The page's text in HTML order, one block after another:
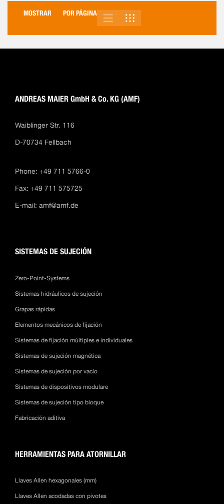
MOSTRAR POR PÁGINA
VER
COMO
LISTA
ANDREAS MAIER GmbH & Co. KG (AMF)
Waiblinger Str. 116
D-70734 Fellbach
Phone: +49 711 5766-0
Fax: +49 711 575725
E-mail: amf@amf.de
SISTEMAS DE SUJECIÓN
Zero-Point-Systems
Sistemas hidráulicos de sujeción
Grapas rápidas
Elementos mecánicos de fijación
Sistemas de fijación múltiples e individuales
Sistemas de sujeción magnética
Sistemas de sujeción por vacío
Sistemas de dispositivos modulare
Sistemas de sujeción tipo bloque
Fabricación aditiva
HERRAMIENTAS PARA ATORNILLAR
Llaves Allen hexagonales (mm)
Llaves Allen acodadas con pivotes